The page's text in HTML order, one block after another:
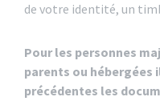
de votre identité, un
Pour les personnes
parents ou hébergées
précédentes les